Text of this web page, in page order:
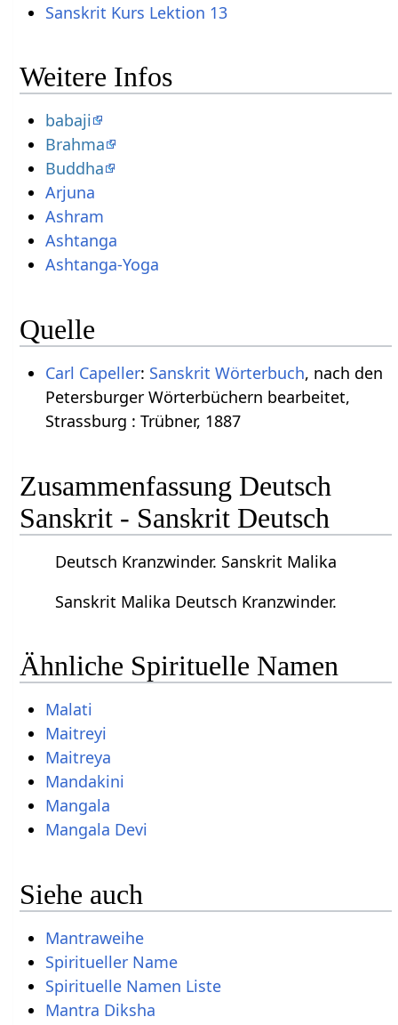
Sanskrit Kurs Lektion 13
Weitere Infos
babaji
Brahma
Buddha
Arjuna
Ashram
Ashtanga
Ashtanga-Yoga
Quelle
Carl Capeller: Sanskrit Wörterbuch, nach den
Petersburger Wörterbüchern bearbeitet,
Strassburg : Trübner, 1887
Zusammenfassung Deutsch
Sanskrit - Sanskrit Deutsch
Deutsch Kranzwinder. Sanskrit Malika
Sanskrit Malika Deutsch Kranzwinder.
Ähnliche Spirituelle Namen
Malati
Maitreyi
Maitreya
Mandakini
Mangala
Mangala Devi
Siehe auch
Mantraweihe
Spiritueller Name
Spirituelle Namen Liste
Mantra Diksha